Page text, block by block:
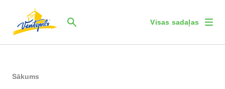
Visas sadaļas
Sākums